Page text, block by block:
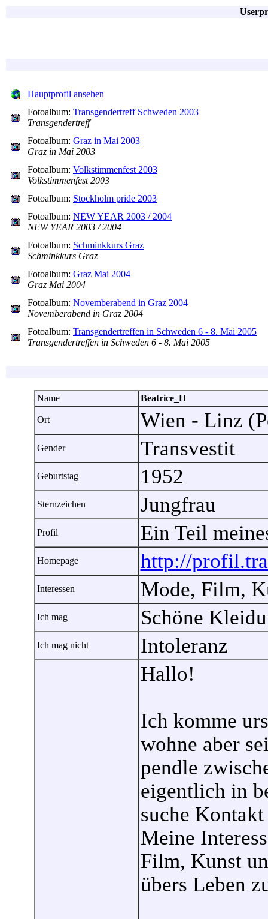
Hauptprofil ansehen
Fotoalbum: Transgendertreff Schweden 2003
Transgendertreff
Fotoalbum: Graz in Mai 2003
Graz in Mai 2003
Fotoalbum: Volkstimmenfest 2003
Volkstimmenfest 2003
Fotoalbum: Stockholm pride 2003
Fotoalbum: NEW YEAR 2003 / 2004
NEW YEAR 2003 / 2004
Fotoalbum: Schminkkurs Graz
Schminkkurs Graz
Fotoalbum: Graz Mai 2004
Graz Mai 2004
Fotoalbum: Novemberabend in Graz 2004
Novemberabend in Graz 2004
Fotoalbum: Transgendertreffen in Schweden 6 - 8. Mai 2005
Transgendertreffen in Schweden 6 - 8. Mai 2005
Name Beatrice_H
Ort Wien - Linz
Gender Transvestit
Geburtstag 1952
Sternzeichen Jungfrau
Profil Ein Teil
Homepage http://
Interessen Mode, Film,
Ich mag Schöne
Ich mag nicht Intoleranz
Hallo!
Ich komme
wohne aber
pendle
eigentlich in
suche
Meine
Film, Kunst
übers Leben